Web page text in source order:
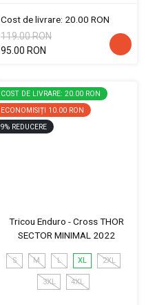
Cost de livrare: 20.00 RON
119.00 RON
95.00 RON
COST DE LIVRARE: 20.00 RON
ECONOMISIȚI 10.00 RON
9% REDUCERE
Tricou Enduro - Cross THOR
SECTOR MINIMAL 2022
S M L XL 2XL
3XL 4XL